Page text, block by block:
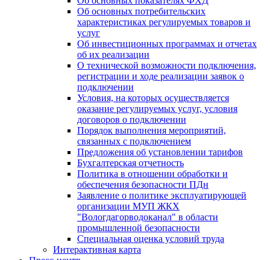
Об основных потребительских
характеристиках регулируемых товаров и
услуг
Об инвестиционных программах и отчетах
об их реализации
О технической возможности подключения,
регистрации и ходе реализации заявок о
подключении
Условия, на которых осуществляется
оказание регулируемых услуг, условия
договоров о подключении
Порядок выполнения мероприятий,
связанных с подключением
Предложения об установлении тарифов
Бухгалтерская отчетность
Политика в отношении обработки и
обеспечения безопасности ПДн
Заявление о политике эксплуатирующей
организации МУП ЖКХ
"Вологдагорводоканал" в области
промышленной безопасности
Специальная оценка условий труда
Интерактивная карта